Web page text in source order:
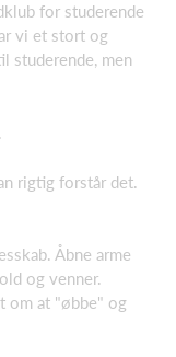
for studerende
vi et stort og
studerende, men
rigtig forstår det.
Åbne arme
og venner.
om at "øbbe" og